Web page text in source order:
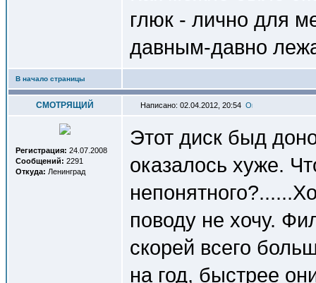
глюк - лично для
давным-давно
В начало страницы
СМОТРЯЩИЙ Написано: 02.04.2012, 20:54
Регистрация: 24.07.2008
Сообщений: 2291
Откуда: Ленинград
Этот диск быд
оказалось хуже.
поводу не хочу.
скорей всего
на год, быстрее